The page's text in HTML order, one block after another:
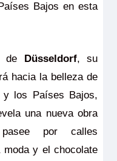
Bajos en esta
de Düsseldorf, su
hacia la belleza de
y los Países Bajos,
una nueva obra
por calles
moda y el chocolate